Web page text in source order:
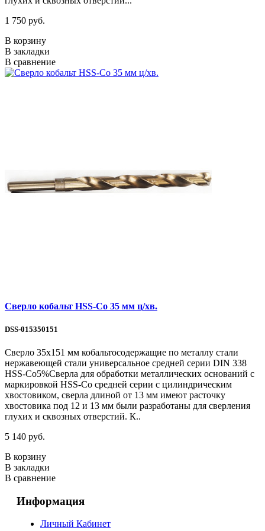
1 750 руб.
В корзину
В закладки
В сравнение
Сверло кобальт HSS-Со 35 мм ц/хв.
DSS-015350151
Сверло 35х151 мм кобальтосодержащие по металлу стали
нержавеющей стали универсальное средней серии DIN 338
HSS-Co5%Сверла для обработки металлических оснований с
маркировкой HSS-Co средней серии с цилиндрическим
хвостовиком, сверла длиной от 13 мм имеют расточку
хвостовика под 12 и 13 мм были разработаны для сверления
глухих и сквозных отверстий. К..
5 140 руб.
В корзину
В закладки
В сравнение
Информация
Личный Кабинет